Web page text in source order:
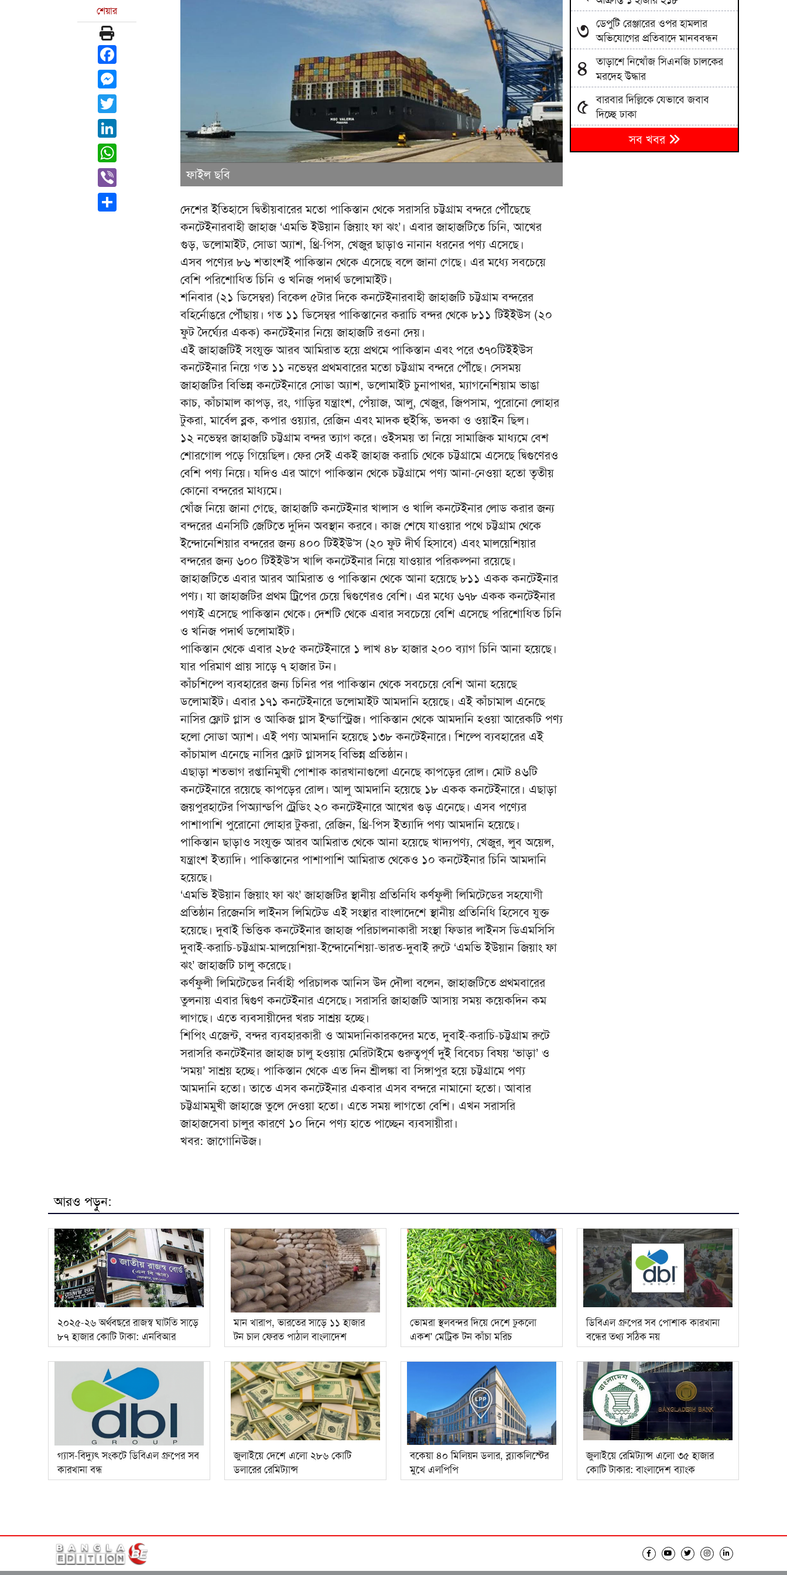
শেয়ার
Facebook
Messenger
Twitter
LinkedIn
WhatsApp
Viber
Share
ফাইল ছবি
দেশের ইতিহাসে দ্বিতীয়বারের মতো পাকিস্তান থেকে সরাসরি চট্টগ্রাম বন্দরে পৌঁছেছে
কনটেইনারবাহী জাহাজ ‘এমভি ইউয়ান জিয়াং ফা ঝং’। এবার জাহাজটিতে চিনি, আখের
গুড়, ডলোমাইট, সোডা অ্যাশ, থ্রি-পিস, খেজুর ছাড়াও নানান ধরনের পণ্য এসেছে।
এসব পণ্যের ৮৬ শতাংশই পাকিস্তান থেকে এসেছে বলে জানা গেছে। এর মধ্যে সবচেয়ে
বেশি পরিশোধিত চিনি ও খনিজ পদার্থ ডলোমাইট।
শনিবার (২১ ডিসেম্বর) বিকেল ৫টার দিকে কনটেইনারবাহী জাহাজটি চট্টগ্রাম বন্দরের
বহির্নোঙরে পৌঁছায়। গত ১১ ডিসেম্বর পাকিস্তানের করাচি বন্দর থেকে ৮১১ টিইইউস (২০
ফুট দৈর্ঘ্যের একক) কনটেইনার নিয়ে জাহাজটি রওনা দেয়।
এই জাহাজটিই সংযুক্ত আরব আমিরাত হয়ে প্রথমে পাকিস্তান এবং পরে ৩৭০টিইইউস
কনটেইনার নিয়ে গত ১১ নভেম্বর প্রথমবারের মতো চট্টগ্রাম বন্দরে পৌঁছে। সেসময়
জাহাজটির বিভিন্ন কনটেইনারে সোডা অ্যাশ, ডলোমাইট চুনাপাথর, ম্যাগনেশিয়াম ভাঙা
কাচ, কাঁচামাল কাপড়, রং, গাড়ির যন্ত্রাংশ, পেঁয়াজ, আলু, খেজুর, জিপসাম, পুরোনো লোহার
টুকরা, মার্বেল ব্লক, কপার ওয়্যার, রেজিন এবং মাদক হুইস্কি, ভদকা ও ওয়াইন ছিল।
১২ নভেম্বর জাহাজটি চট্টগ্রাম বন্দর ত্যাগ করে। ওইসময় তা নিয়ে সামাজিক মাধ্যমে বেশ
শোরগোল পড়ে গিয়েছিল। ফের সেই একই জাহাজ করাচি থেকে চট্টগ্রামে এসেছে দ্বিগুণেরও
বেশি পণ্য নিয়ে। যদিও এর আগে পাকিস্তান থেকে চট্টগ্রামে পণ্য আনা-নেওয়া হতো তৃতীয়
কোনো বন্দরের মাধ্যমে।
খোঁজ নিয়ে জানা গেছে, জাহাজটি কনটেইনার খালাস ও খালি কনটেইনার লোড করার জন্য
বন্দরের এনসিটি জেটিতে দুদিন অবস্থান করবে। কাজ শেষে যাওয়ার পথে চট্টগ্রাম থেকে
ইন্দোনেশিয়ার বন্দরের জন্য ৪০০ টিইইউ’স (২০ ফুট দীর্ঘ হিসাবে) এবং মালয়েশিয়ার
বন্দরের জন্য ৬০০ টিইইউ’স খালি কনটেইনার নিয়ে যাওয়ার পরিকল্পনা রয়েছে।
জাহাজটিতে এবার আরব আমিরাত ও পাকিস্তান থেকে আনা হয়েছে ৮১১ একক কনটেইনার
পণ্য। যা জাহাজটির প্রথম ট্রিপের চেয়ে দ্বিগুণেরও বেশি। এর মধ্যে ৬৭৮ একক কনটেইনার
পণ্যই এসেছে পাকিস্তান থেকে। দেশটি থেকে এবার সবচেয়ে বেশি এসেছে পরিশোধিত চিনি
ও খনিজ পদার্থ ডলোমাইট।
পাকিস্তান থেকে এবার ২৮৫ কনটেইনারে ১ লাখ ৪৮ হাজার ২০০ ব্যাগ চিনি আনা হয়েছে।
যার পরিমাণ প্রায় সাড়ে ৭ হাজার টন।
কাঁচশিল্পে ব্যবহারের জন্য চিনির পর পাকিস্তান থেকে সবচেয়ে বেশি আনা হয়েছে
ডলোমাইট। এবার ১৭১ কনটেইনারে ডলোমাইট আমদানি হয়েছে। এই কাঁচামাল এনেছে
নাসির ফ্লোট গ্লাস ও আকিজ গ্লাস ইন্ডাস্ট্রিজ। পাকিস্তান থেকে আমদানি হওয়া আরেকটি পণ্য
হলো সোডা অ্যাশ। এই পণ্য আমদানি হয়েছে ১৩৮ কনটেইনারে। শিল্পে ব্যবহারের এই
কাঁচামাল এনেছে নাসির ফ্লোট গ্লাসসহ বিভিন্ন প্রতিষ্ঠান।
এছাড়া শতভাগ রপ্তানিমুখী পোশাক কারখানাগুলো এনেছে কাপড়ের রোল। মোট ৪৬টি
কনটেইনারে রয়েছে কাপড়ের রোল। আলু আমদানি হয়েছে ১৮ একক কনটেইনারে। এছাড়া
জয়পুরহাটের পিঅ্যান্ডপি ট্রেডিং ২০ কনটেইনারে আখের গুড় এনেছে। এসব পণ্যের
পাশাপাশি পুরোনো লোহার টুকরা, রেজিন, থ্রি-পিস ইত্যাদি পণ্য আমদানি হয়েছে।
পাকিস্তান ছাড়াও সংযুক্ত আরব আমিরাত থেকে আনা হয়েছে খাদ্যপণ্য, খেজুর, লুব অয়েল,
যন্ত্রাংশ ইত্যাদি। পাকিস্তানের পাশাপাশি আমিরাত থেকেও ১০ কনটেইনার চিনি আমদানি
হয়েছে।
‘এমভি ইউয়ান জিয়াং ফা ঝং’ জাহাজটির স্থানীয় প্রতিনিধি কর্ণফুলী লিমিটেডের সহযোগী
প্রতিষ্ঠান রিজেনসি লাইনস লিমিটেড এই সংস্থার বাংলাদেশে স্থানীয় প্রতিনিধি হিসেবে যুক্ত
হয়েছে। দুবাই ভিত্তিক কনটেইনার জাহাজ পরিচালনাকারী সংস্থা ফিডার লাইনস ডিএমসিসি
দুবাই-করাচি-চট্টগ্রাম-মালয়েশিয়া-ইন্দোনেশিয়া-ভারত-দুবাই রুটে ‘এমভি ইউয়ান জিয়াং ফা
ঝং’ জাহাজটি চালু করেছে।
কর্ণফুলী লিমিটেডের নির্বাহী পরিচালক আনিস উদ দৌলা বলেন, জাহাজটিতে প্রথমবারের
তুলনায় এবার দ্বিগুণ কনটেইনার এসেছে। সরাসরি জাহাজটি আসায় সময় কয়েকদিন কম
লাগছে। এতে ব্যবসায়ীদের খরচ সাশ্রয় হচ্ছে।
শিপিং এজেন্ট, বন্দর ব্যবহারকারী ও আমদানিকারকদের মতে, দুবাই-করাচি-চট্টগ্রাম রুটে
সরাসরি কনটেইনার জাহাজ চালু হওয়ায় মেরিটাইমে গুরুত্বপূর্ণ দুই বিবেচ্য বিষয় ‘ভাড়া’ ও
‘সময়’ সাশ্রয় হচ্ছে। পাকিস্তান থেকে এত দিন শ্রীলঙ্কা বা সিঙ্গাপুর হয়ে চট্টগ্রামে পণ্য
আমদানি হতো। তাতে এসব কনটেইনার একবার এসব বন্দরে নামানো হতো। আবার
চট্টগ্রামমুখী জাহাজে তুলে দেওয়া হতো। এতে সময় লাগতো বেশি। এখন সরাসরি
জাহাজসেবা চালুর কারণে ১০ দিনে পণ্য হাতে পাচ্ছেন ব্যবসায়ীরা।
খবর: জাগোনিউজ।
৩ ডেপুটি রেঞ্জারের ওপর হামলার
অভিযোগের প্রতিবাদে মানববন্ধন
৪
তাড়াশে নিখোঁজ সিএনজি চালকের
মরদেহ উদ্ধার
৫ বারবার দিল্লিকে যেভাবে জবাব
দিচ্ছে ঢাকা
৬
খাদ্য পরীক্ষায় মিলল ভয়াবহ দূষণের
প্রমাণ
সব খবর
আরও পড়ুন:
২০২৫-২৬ অর্থবছরে রাজস্ব ঘাটতি সাড়ে
৮৭ হাজার কোটি টাকা: এনবিআর
মান খারাপ, ভারতের সাড়ে ১১ হাজার
টন চাল ফেরত পাঠাল বাংলাদেশ
ভোমরা স্থলবন্দর দিয়ে দেশে ঢুকলো
একশ' মেট্রিক টন কাঁচা মরিচ
ডিবিএল গ্রুপের সব পোশাক কারখানা
বন্ধের তথ্য সঠিক নয়
গ্যাস-বিদ্যুৎ সংকটে ডিবিএল গ্রুপের সব
কারখানা বন্ধ
জুলাইয়ে দেশে এলো ২৮৬ কোটি
ডলারের রেমিট্যান্স
বকেয়া ৪০ মিলিয়ন ডলার, ব্ল্যাকলিস্টের
মুখে এলপিপি
জুলাইয়ে রেমিট্যান্স এলো ৩৫ হাজার
কোটি টাকার: বাংলাদেশ ব্যাংক